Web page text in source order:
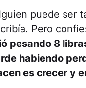
puede ser
Pero
pesando 8
habiendo
es crecer y